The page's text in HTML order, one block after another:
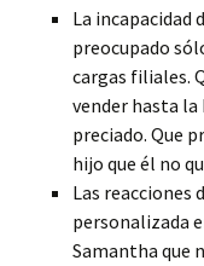
La incapacidad
preocupado
cargas filiales.
vender hasta la
preciado. Que
hijo que él no
Las reacciones
personalizada
Samantha que